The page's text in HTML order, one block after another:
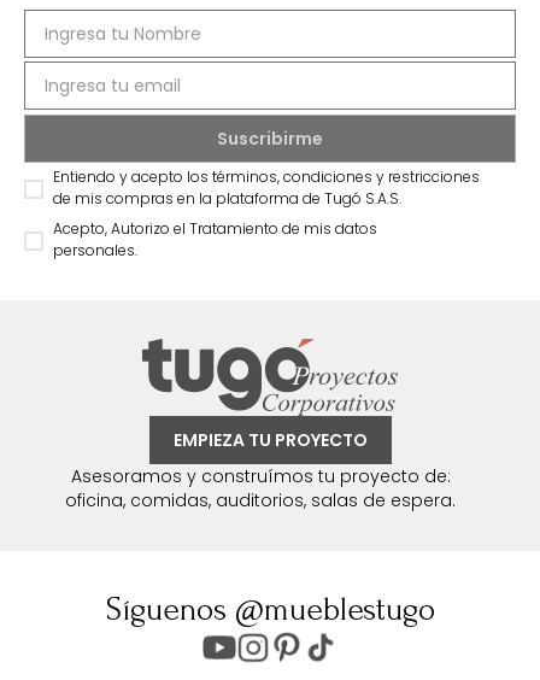
Entiendo y acepto los términos, condiciones y restricciones
de mis compras en la plataforma de Tugó S.A.S.
Acepto, Autorizo el Tratamiento de mis datos
personales.
EMPIEZA TU PROYECTO
Asesoramos y construímos tu proyecto de:
oficina, comidas, auditorios, salas de espera.
Síguenos @mueblestugo